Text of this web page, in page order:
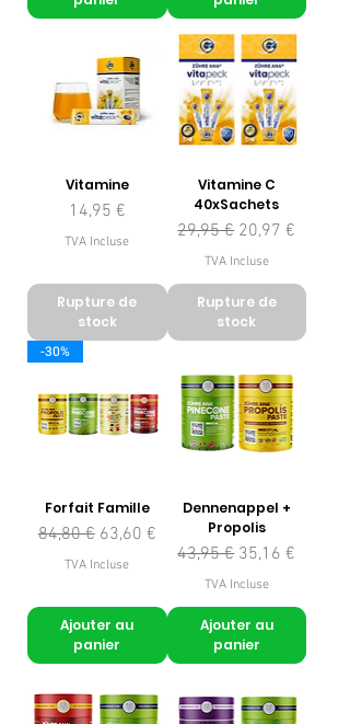
Vitamine
Prix
14,95 €
TVA Incluse
Rupture de
stock
Vitamine C
40xSachets
Prix original
29,95 € Prix
20,97 €
TVA Incluse
Rupture de
stock
-30%
Forfait Famille
Prix original
84,80 € Prix promotionnel
63,60 €
TVA Incluse
Ajouter au
panier
Dennenappel +
Propolis
Prix original
43,95 € Prix
35,16 €
TVA Incluse
Ajouter au
panier